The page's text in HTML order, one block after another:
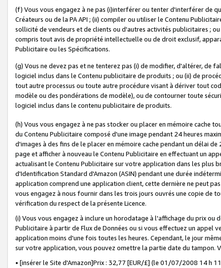
(f) Vous vous engagez à ne pas (i)interférer ou tenter d'interférer de
Créateurs ou de la PA API ; (ii) compiler ou utiliser le Contenu
sollicité de vendeurs et de clients ou d'autres activités publicitaires ;
compris tout avis de propriété intellectuelle ou de droit exclusif,
Publicitaire ou les Spécifications.
(g) Vous ne devez pas et ne tenterez pas (i) de modifier, d'altérer, de
logiciel inclus dans le Contenu publicitaire de produits ; ou (ii) de
tout autre processus ou toute autre procédure visant à dériver tout
modèle ou des pondérations de modèle), ou de contourner toute
logiciel inclus dans le contenu publicitaire de produits.
(h) Vous vous engagez à ne pas stocker ou placer en mémoire cache
du Contenu Publicitaire composé d'une image pendant 24 heures
d'images à des fins de le placer en mémoire cache pendant un délai
page et afficher à nouveau le Contenu Publicitaire en effectuant un
actualisant le Contenu Publicitaire sur votre application dans les plus
d'Identification Standard d'Amazon (ASIN) pendant une durée
application comprend une application client, cette dernière ne peut
vous engagez à nous fournir dans les trois jours ouvrés une copie de
vérification du respect de la présente Licence.
(i) Vous vous engagez à inclure un horodatage à l'affichage du prix
Publicitaire à partir de Flux de Données ou si vous effectuez un appel
application moins d'une fois toutes les heures. Cependant, le jour
sur votre application, vous pouvez omettre la partie date du tampon.
• [insérer le Site d'Amazon]Prix : 32,77 [EUR/£] (le 01/07/2008 14 h